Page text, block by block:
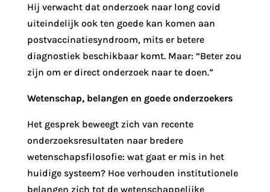
Hij verwacht dat onderzoek naar long covid
uiteindelijk ook ten goede kan komen aan
postvaccinatiesyndroom, mits er betere
diagnostiek beschikbaar komt. Maar: “Beter zou
zijn om er direct onderzoek naar te doen.”
Wetenschap, belangen en goede onderzoekers
Het gesprek beweegt zich van recente
onderzoeksresultaten naar bredere
wetenschapsfilosofie: wat gaat er mis in het
huidige systeem? Hoe verhouden institutionele
belangen zich tot de wetenschappelijke